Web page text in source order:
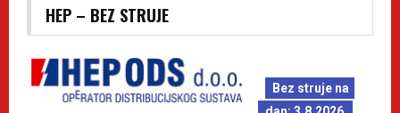
HEP – BEZ STRUJE
Bez struje na